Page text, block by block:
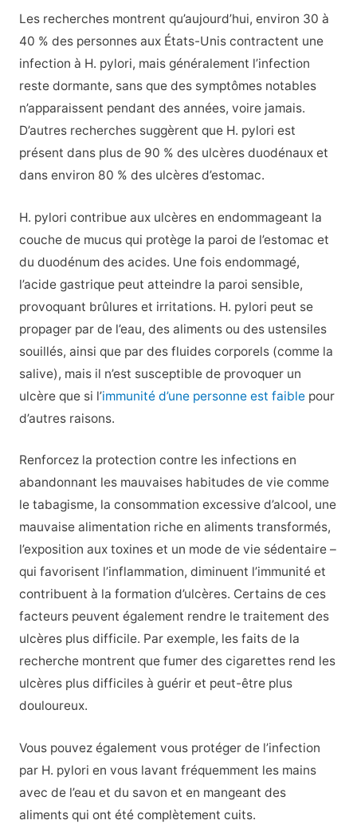
Les recherches montrent qu’aujourd’hui, environ 30 à
40 % des personnes aux États-Unis contractent une
infection à H. pylori, mais généralement l’infection
reste dormante, sans que des symptômes notables
n’apparaissent pendant des années, voire jamais.
D’autres recherches suggèrent que H. pylori est
présent dans plus de 90 % des ulcères duodénaux et
dans environ 80 % des ulcères d’estomac.
H. pylori contribue aux ulcères en endommageant la
couche de mucus qui protège la paroi de l’estomac et
du duodénum des acides. Une fois endommagé,
l’acide gastrique peut atteindre la paroi sensible,
provoquant brûlures et irritations. H. pylori peut se
propager par de l’eau, des aliments ou des ustensiles
souillés, ainsi que par des fluides corporels (comme la
salive), mais il n’est susceptible de provoquer un
ulcère que si l’immunité d’une personne est faiblepour
d’autres raisons.
Renforcez la protection contre les infections en
abandonnant les mauvaises habitudes de vie comme
le tabagisme, la consommation excessive d’alcool, une
mauvaise alimentation riche en aliments transformés,
l’exposition aux toxines et un mode de vie sédentaire –
qui favorisent l’inflammation, diminuent l’immunité et
contribuent à la formation d’ulcères. Certains de ces
facteurs peuvent également rendre le traitement des
ulcères plus difficile. Par exemple, les faits de la
recherche montrent que fumer des cigarettes rend les
ulcères plus difficiles à guérir et peut-être plus
douloureux.
Vous pouvez également vous protéger de l’infection
par H. pylori en vous lavant fréquemment les mains
avec de l’eau et du savon et en mangeant des
aliments qui ont été complètement cuits.